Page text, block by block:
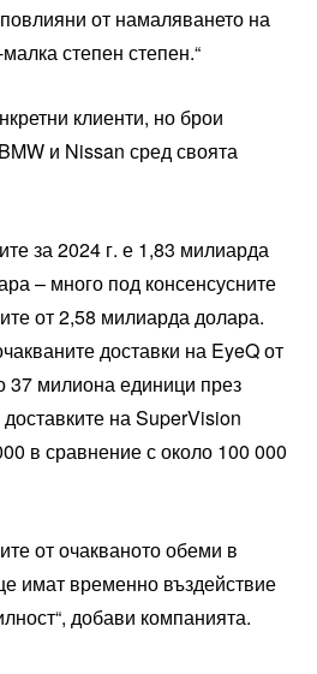
от намаляването на
степен степен.“
клиенти, но брои
и Nissan сред своята
за 2024 г. е 1,83 милиарда
– много под консенсусните
от 2,58 милиарда долара.
доставки на EyeQ от
милиона единици през
на SuperVision
в сравнение с около 100 000
от очакваното обеми в
имат временно въздействие
добави компанията.